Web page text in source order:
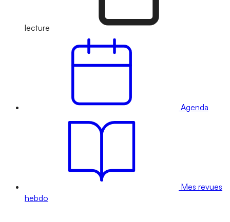
lecture
Agenda
Mes revues
hebdo